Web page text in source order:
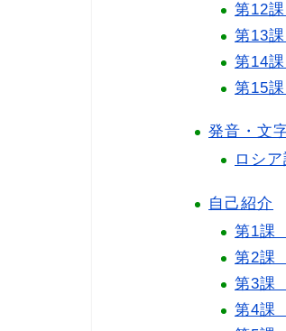
第12
第13
第14
第15
発音・文
ロシ
自己紹介
第1課
第2課
第3課
第4課